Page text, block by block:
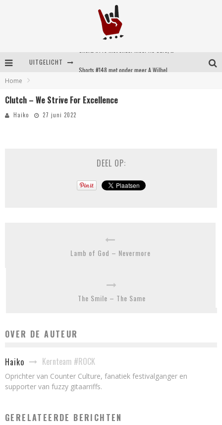
UITGELICHT
Home
Clutch – We Strive For Excellence
Haiko 27 juni 2022
DEEL OP:
Lamb of God – Nevermore
The Smile – The Same
OVER DE AUTEUR
Haiko Kernteam #ROCK
Oprichter van Counter Culture, fanatiek festivalganger en
supporter van fuzzy gitaarriffs.
GERELATEERDE BERICHTEN